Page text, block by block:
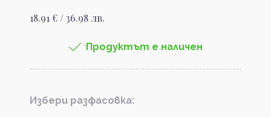
18.91 € / 36.98 лв.
Продуктът е наличен
Избери разфасовка: